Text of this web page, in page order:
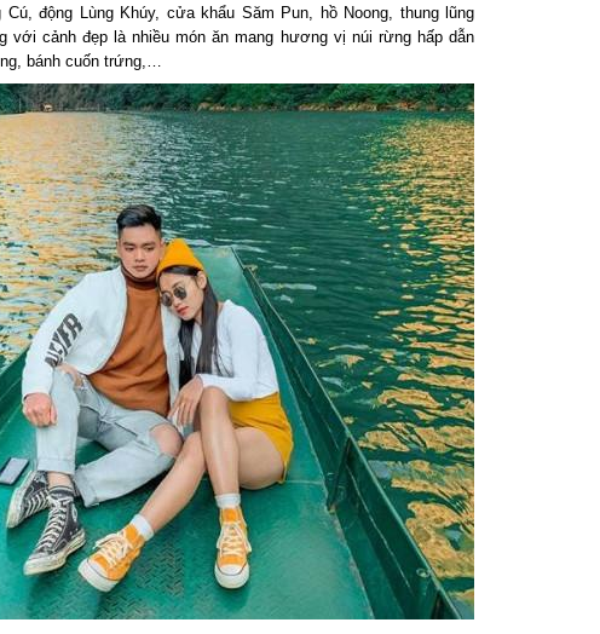
động Lùng Khúy, cửa khẩu Săm Pun, hồ Noong, thung lũng
cảnh đẹp là nhiều món ăn mang hương vị núi rừng hấp dẫn
bánh cuốn trứng,…